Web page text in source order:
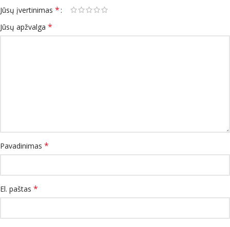
Jūsų įvertinimas *
Jūsų apžvalga *
Pavadinimas *
El. paštas *